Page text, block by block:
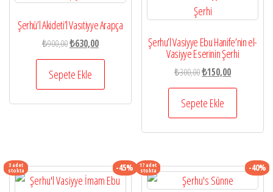
Şerhü’l Akideti’l Vasıtiyye Arapça
₺900,00Orijinal
fiyat:
₺900,00.
₺630,00Şu
andaki
₺630,00.
Sepete Ekle
Şerhu’l Vasiyye Ebu Hanife’nin el-
Vasiyye Eserinin Şerhi
₺300,00Orijinal
fiyat:
₺300,00.
₺150,00Şu
andaki
₺150,00.
Sepete Ekle
3 adet
stokta -45% 17 adet
stokta -40%